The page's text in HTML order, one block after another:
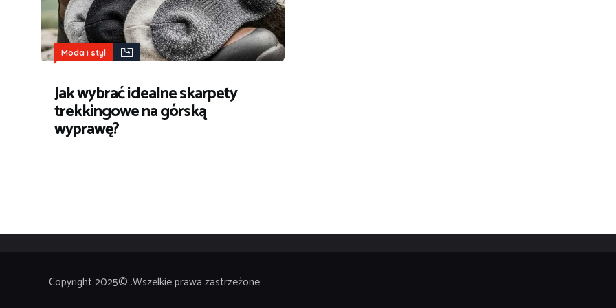
Moda i styl
Jak wybrać idealne skarpety
trekkingowe na górską
wyprawę?
Copyright 2025© .Wszelkie prawa zastrzeżone